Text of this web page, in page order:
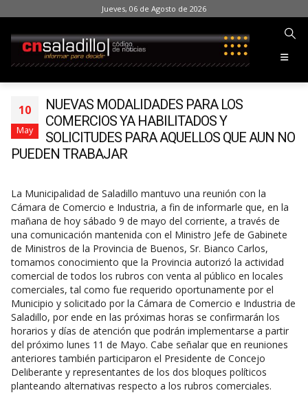
Jueves, 06 de Agosto de 2026
10
May
NUEVAS MODALIDADES PARA LOS
COMERCIOS YA HABILITADOS Y
SOLICITUDES PARA AQUELLOS QUE AUN NO
PUEDEN TRABAJAR
La Municipalidad de Saladillo mantuvo una reunión con la
Cámara de Comercio e Industria, a fin de informarle que, en la
mañana de hoy sábado 9 de mayo del corriente, a través de
una comunicación mantenida con el Ministro Jefe de Gabinete
de Ministros de la Provincia de Buenos, Sr. Bianco Carlos,
tomamos conocimiento que la Provincia autorizó la actividad
comercial de todos los rubros con venta al público en locales
comerciales, tal como fue requerido oportunamente por el
Municipio y solicitado por la Cámara de Comercio e Industria de
Saladillo, por ende en las próximas horas se confirmarán los
horarios y días de atención que podrán implementarse a partir
del próximo lunes 11 de Mayo. Cabe señalar que en reuniones
anteriores también participaron el Presidente de Concejo
Deliberante y representantes de los dos bloques políticos
planteando alternativas respecto a los rubros comerciales.